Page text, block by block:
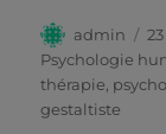
Auteur
admin
le
Psychologie
thérapie
gestaltiste